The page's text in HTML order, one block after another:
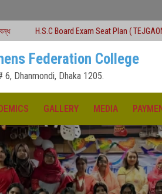
Exam Seat Plan ( TEJGAON COLLEGE)
Federation College
Dhanmondi, Dhaka 1205.
GALLERY MEDIA